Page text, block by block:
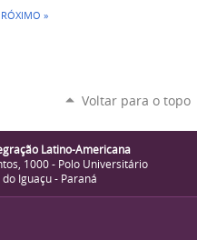
»
Voltar para o topo
Latino-Americana
1000 - Polo Universitário
Iguaçu - Paraná